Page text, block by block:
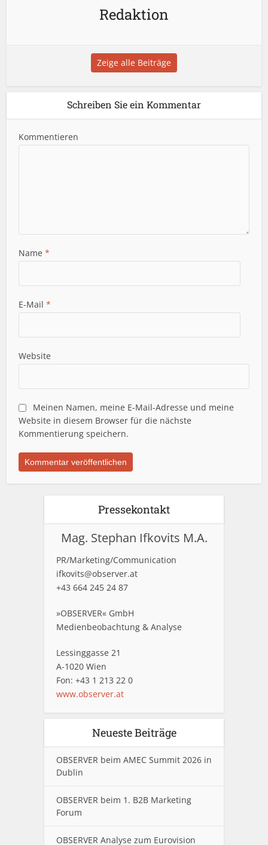
Redaktion
Zeige alle Beiträge
Schreiben Sie ein Kommentar
Kommentieren
Name*
E-Mail*
Website
Meinen Namen, meine E-Mail-Adresse und meine
Website in diesem Browser für die nächste
Kommentierung speichern.
Pressekontakt
Mag. Stephan Ifkovits M.A.
PR/Marketing/Communication
ifkovits@observer.at
+43 664 245 24 87
»OBSERVER« GmbH
Medienbeobachtung & Analyse
Lessinggasse 21
A-1020 Wien
Fon: +43 1 213 22 0
www.observer.at
Neueste Beiträge
OBSERVER beim AMEC Summit 2026 in
Dublin
OBSERVER beim 1. B2B Marketing
Forum
OBSERVER Analyse zum Eurovision